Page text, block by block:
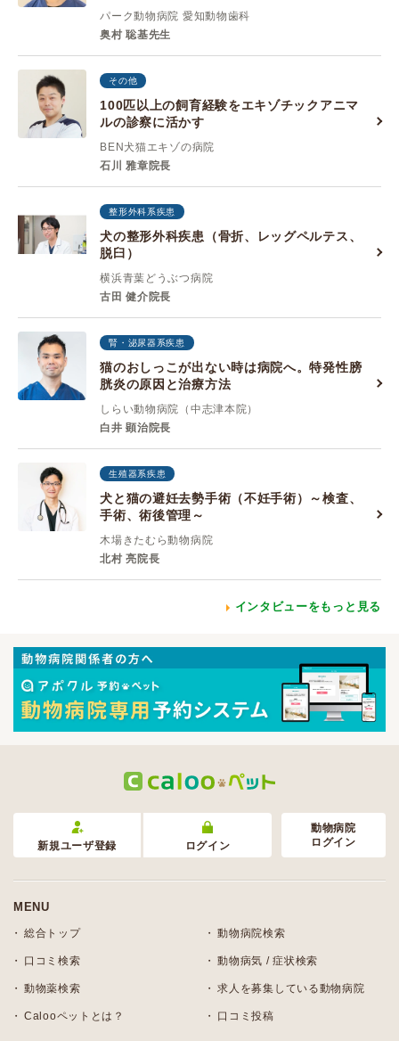
パーク動物病院 愛知動物歯科
奥村 聡基先生
その他
100匹以上の飼育経験をエキゾチックアニマ
ルの診察に活かす
BEN犬猫エキゾの病院
石川 雅章院長
整形外科系疾患
犬の整形外科疾患（骨折、レッグペルテス、
脱臼）
横浜青葉どうぶつ病院
古田 健介院長
腎・泌尿器系疾患
猫のおしっこが出ない時は病院へ。特発性膀
胱炎の原因と治療方法
しらい動物病院（中志津本院）
白井 顕治院長
生殖器系疾患
犬と猫の避妊去勢手術（不妊手術）～検査、
手術、術後管理～
木場きたむら動物病院
北村 亮院長
インタビューをもっと見る
新規ユーザ登録 ログイン
動物病院
ログイン
MENU
総合トップ 動物病院検索
口コミ検索 動物病気 / 症状検索
動物薬検索 求人を募集している動物病院
Calooペットとは？ 口コミ投稿